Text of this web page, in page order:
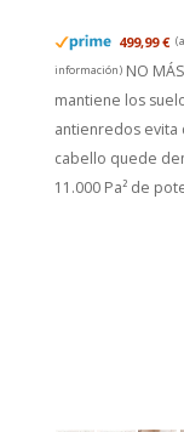
499,99 €
información) NO
mantiene los
antienredos evita
cabello quede
11.000 Pa² de